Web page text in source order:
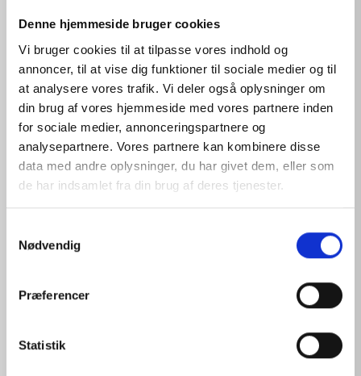
Denne hjemmeside bruger cookies
Vi bruger cookies til at tilpasse vores indhold og
annoncer, til at vise dig funktioner til sociale medier og til
at analysere vores trafik. Vi deler også oplysninger om
din brug af vores hjemmeside med vores partnere inden
for sociale medier, annonceringspartnere og
analysepartnere. Vores partnere kan kombinere disse
data med andre oplysninger, du har givet dem, eller som
de har indsamlet fra din brug af deres tjenester.
Nødvendig
Præferencer
Statistik
PHYSIOLOGICAL SOLUTION REFILL 16
View products